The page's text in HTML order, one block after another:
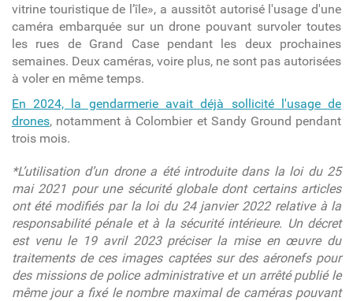
vitrine touristique de l’île», a aussitôt autorisé l'usage d'une
caméra embarquée sur un drone pouvant survoler toutes
les rues de Grand Case pendant les deux prochaines
semaines. Deux caméras, voire plus, ne sont pas autorisées
à voler en même temps.
En 2024, la gendarmerie avait déjà sollicité l'usage de
drones, notamment à Colombier et Sandy Ground pendant
trois mois.
*L’utilisation d’un drone a été introduite dans la loi du 25
mai 2021 pour une sécurité globale dont certains articles
ont été modifiés par la loi du 24 janvier 2022 relative à la
responsabilité pénale et à la sécurité intérieure. Un décret
est venu le 19 avril 2023 préciser la mise en œuvre du
traitements de ces images captées sur des aéronefs pour
des missions de police administrative et un arrêté publié le
même jour a fixé le nombre maximal de caméras pouvant